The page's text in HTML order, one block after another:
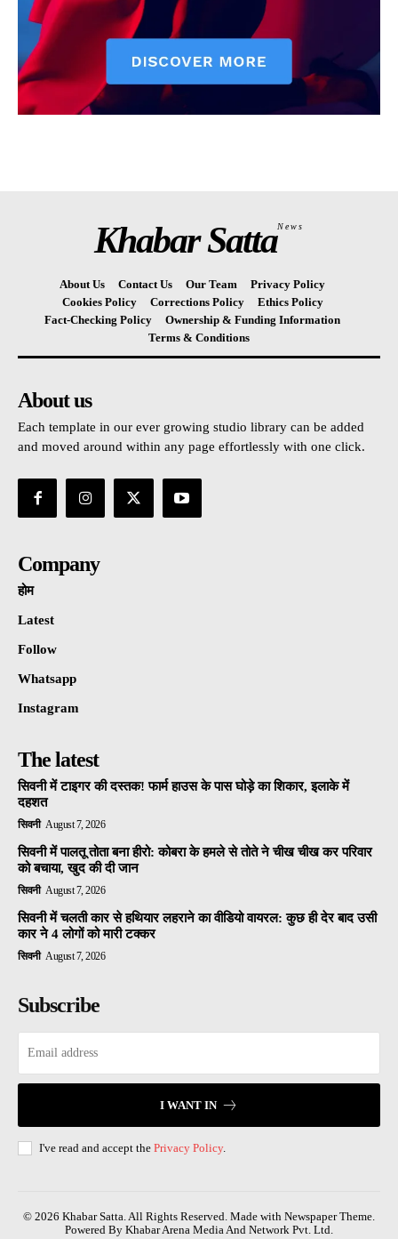
Khabar SattaNews
About Us Contact Us Our Team
Privacy Policy
Cookies Policy
Corrections Policy
Ethics Policy
Fact-Checking Policy
Ownership & Funding Information
Terms & Conditions
About us
Each template in our ever growing studio library can be added
and moved around within any page effortlessly with one click.
Company
होम
Latest
Follow
Whatsapp
Instagram
The latest
सिवनी में टाइगर की दस्तक! फार्म हाउस के पास घोड़े का शिकार, इलाके में
दहशत
सिवनी August 7, 2026
सिवनी में पालतू तोता बना हीरो: कोबरा के हमले से तोते ने चीख चीख कर परिवार
को बचाया, खुद की दी जान
सिवनी August 7, 2026
सिवनी में चलती कार से हथियार लहराने का वीडियो वायरल: कुछ ही देर बाद उसी
कार ने 4 लोगों को मारी टक्कर
सिवनी August 7, 2026
Subscribe
I WANT IN
I've read and accept the Privacy Policy.
© 2026 Khabar Satta. All Rights Reserved. Made with Newspaper Theme.
Powered By Khabar Arena Media And Network Pvt. Ltd.